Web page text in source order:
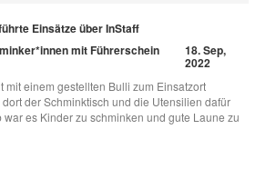
Einsätze über InStaff
mit Führerschein
18. Sep,
2022
mit einem gestellten Bulli zum Einsatzort
der Schminktisch und die Utensilien dafür
es Kinder zu schminken und gute Laune zu